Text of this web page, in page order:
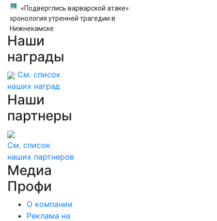
«Подверглись варварской атаке»:
хронология утренней трагедии в
Нижнекамске
Наши
награды
См. список
наших наград
Наши
партнеры
См. список
наших партнеров
Медиа
Профи
О компании
Реклама на